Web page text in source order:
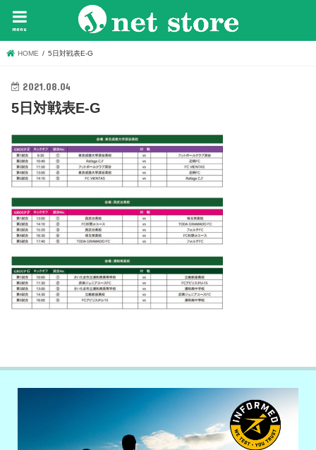
menu
HOME 5日対戦表E-G
2021.08.04
5日対戦表E-G